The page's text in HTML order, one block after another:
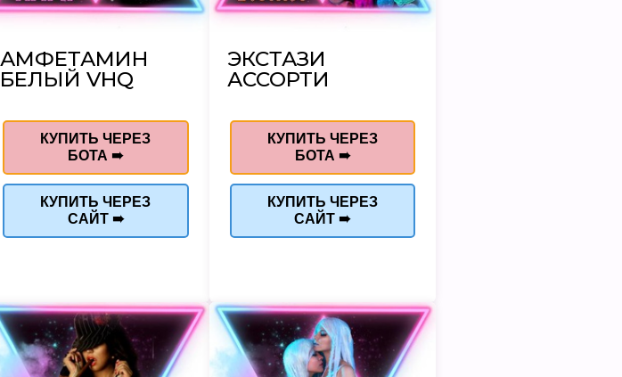
АМФЕТАМИН
БЕЛЫЙ VHQ
КУПИТЬ ЧЕРЕЗ
БОТА ➠
КУПИТЬ ЧЕРЕЗ
САЙТ ➠
ЭКСТАЗИ
АССОРТИ
КУПИТЬ ЧЕРЕЗ
БОТА ➠
КУПИТЬ ЧЕРЕЗ
САЙТ ➠